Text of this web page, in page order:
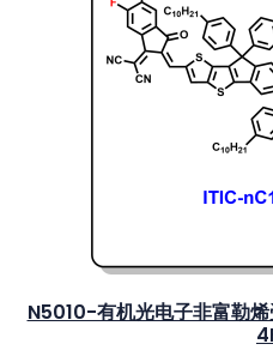
N5010-有机光电子非富勒